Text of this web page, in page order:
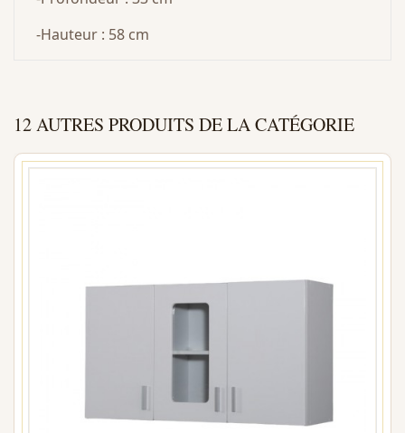
-Hauteur : 58 cm
12 AUTRES PRODUITS DE LA CATÉGORIE